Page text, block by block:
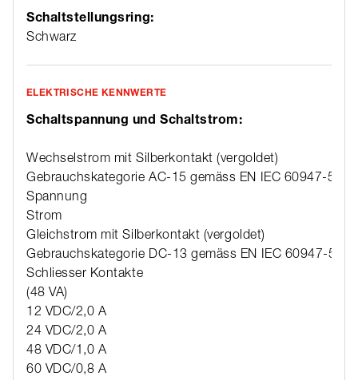
Schaltstellungsring:
Schwarz
ELEKTRISCHE KENNWERTE
Schaltspannung und Schaltstrom:
Wechselstrom mit Silberkontakt (vergoldet)
Gebrauchskategorie AC-15 gemäss EN IEC 60947-5-1
Spannung
Strom
Gleichstrom mit Silberkontakt (vergoldet)
Gebrauchskategorie DC-13 gemäss EN IEC 60947-5-1
Schliesser Kontakte
(48 VA)
12 VDC/2,0 A
24 VDC/2,0 A
48 VDC/1,0 A
60 VDC/0,8 A